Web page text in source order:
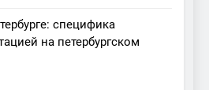
специфика
на петербургском